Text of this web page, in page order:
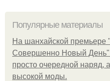
Популярные материалы
На шанхайской премьере
Совершенно Новый День"
просто очередной наряд,
высокой моды.